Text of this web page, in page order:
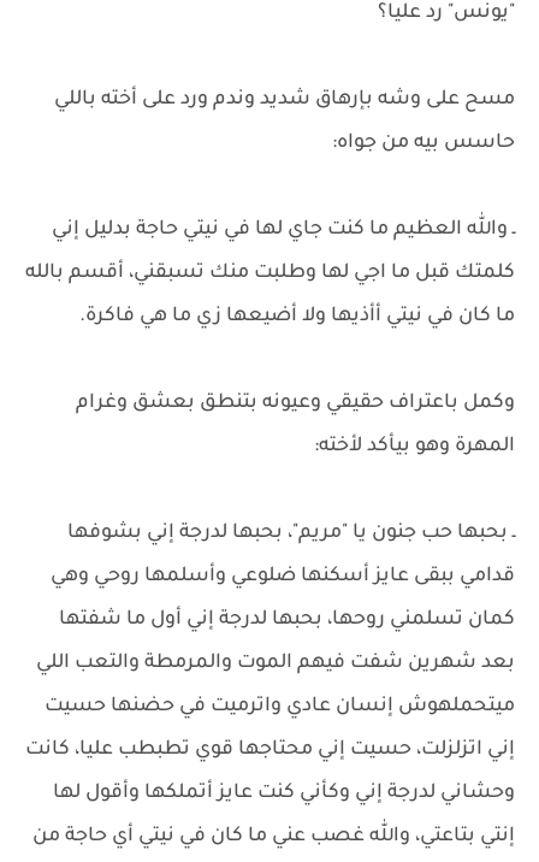
"يونس" رد عليا؟
مسح على وشه بإرهاق شديد وندم ورد على أخته باللي
حاسس بيه من جواه:
ـ والله العظيم ما كنت جاي لها في نيتي حاجة بدليل إني
كلمتك قبل ما اجي لها وطلبت منك تسبقني، أقسم بالله
ما كان في نيتي أأذيها ولا أضيعها زي ما هي فاكرة.
وكمل باعتراف حقيقي وعيونه بتنطق بعشق وغرام
المهرة وهو بيأكد لأخته:
ـ بحبها حب جنون يا "مريم"، بحبها لدرجة إني بشوفها
قدامي ببقى عايز أسكنها ضلوعي وأسلمها روحي وهي
كمان تسلمني روحها، بحبها لدرجة إني أول ما شفتها
بعد شهرين شفت فيهم الموت والمرمطة والتعب اللي
ميتحملهوش إنسان عادي واترميت في حضنها حسيت
إني اتزلزلت، حسيت إني محتاجها قوي تطبطب عليا، كانت
وحشاني لدرجة إني وكأني كنت عايز أتملكها وأقول لها
إنتي بتاعتي، والله غصب عني ما كان في نيتي أي حاجة من